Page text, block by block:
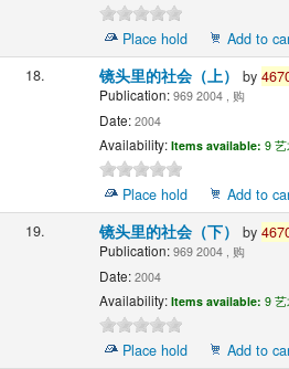
Place hold
Add to
18.
镜头里的社会（上） by
Publication:969 2004 , 购
Date:2004
Availability: Items available: 9
Place hold
Add to
19.
镜头里的社会（下） by
Publication:969 2004 , 购
Date:2004
Availability: Items available: 9
Place hold Add to